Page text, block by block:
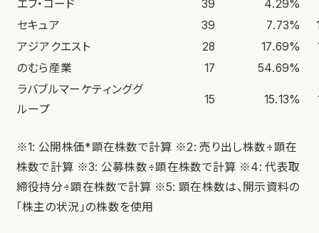
エフ・コード 39
4.29%
セキュア
39 7.73%
アジアクエスト
28 17.69%
のむら産業
17
54.69%
ラバブルマーケティンググ
ループ
15 15.13%
※1: 公開株価*顕在株数で計算 ※2: 売り出し株数÷顕在
株数で計算 ※3: 公募株数÷顕在株数で計算 ※4: 代表取
締役持分÷顕在株数で計算 ※5: 顕在株数は、開示資料の
「株主の状況」の株数を使用